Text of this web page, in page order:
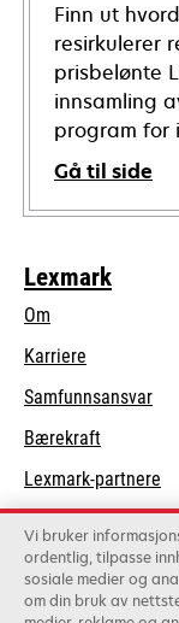
Finn ut
resirkulerer
prisbelønte
innsamling
program for
Gå til side
Lexmark
Om
Karriere
Samfunnsansvar
new
tab
Bærekraft
Lexmark-partnere
Lexmark
Vi bruker
ordentlig, tilpasse
sosiale medier og
om din bruk av